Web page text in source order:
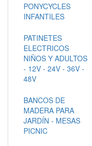
PONYCYCLES
INFANTILES
PATINETES
ELECTRICOS
NIÑOS Y ADULTOS
- 12V - 24V - 36V -
48V
BANCOS DE
MADERA PARA
JARDÍN - MESAS
PICNIC